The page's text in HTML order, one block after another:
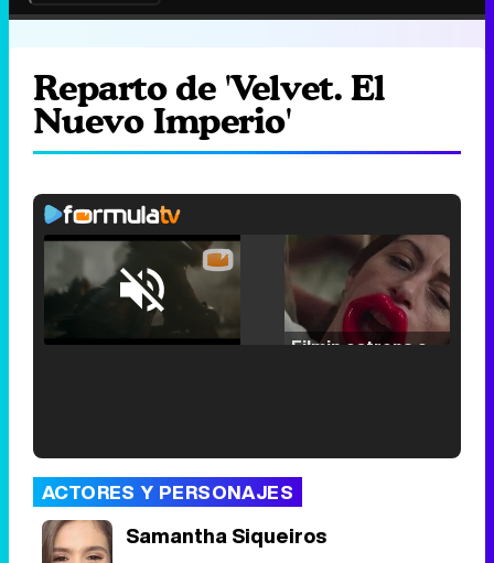
Reparto de 'Velvet. El
Nuevo Imperio'
/
ACTORES Y PERSONAJES
Samantha Siqueiros